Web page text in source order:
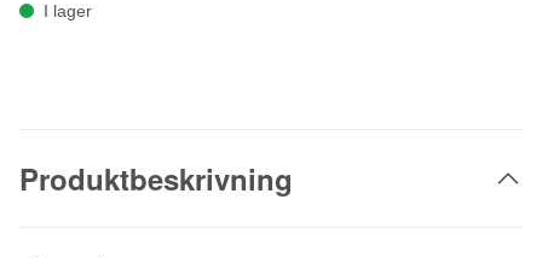
I lager
Produktbeskrivning